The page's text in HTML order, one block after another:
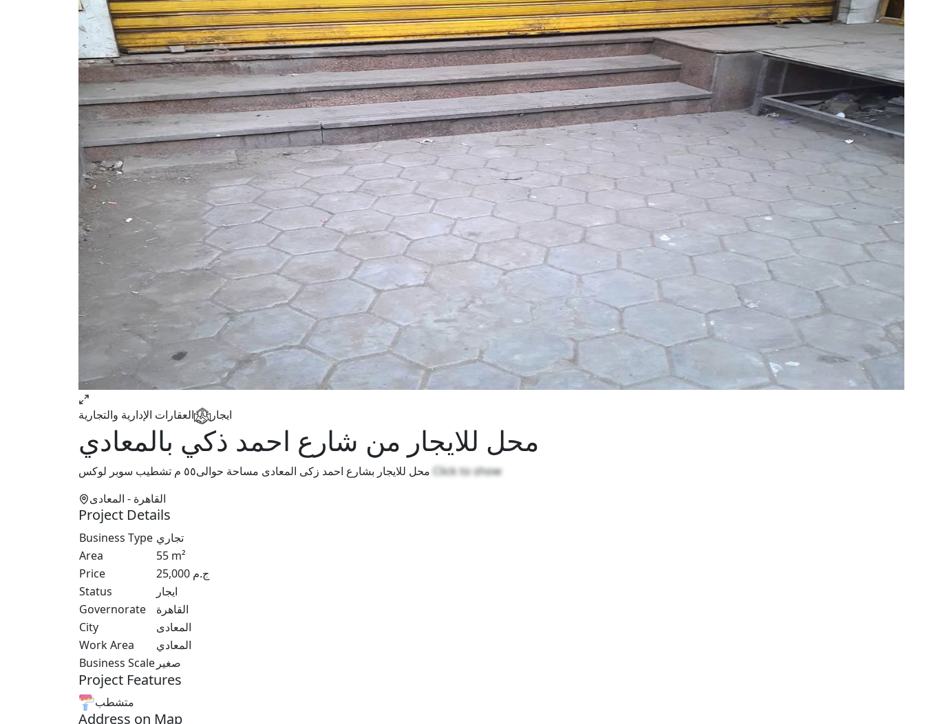
ايجار العقارات الإدارية والتجارية
محل للايجار من شارع احمد ذكي بالمعادي
Click to show
القاهرة - المعادى
Project Details
Business Type تجاري
Area
55 m²
Price
25,000 ج.م
Status
ايجار
Governorate
القاهرة
City
المعادى
Work Area
المعادي
Business Scale صغير
Project Features
متشطب
Address on Map